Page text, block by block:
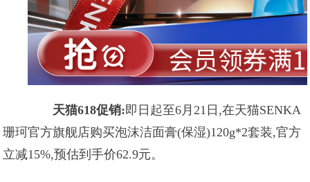
天猫618促销:即日起至6月21日,在天猫SENKA
珊珂官方旗舰店购买泡沫洁面膏(保湿)120g*2套装,官方
立减15%,预估到手价62.9元。